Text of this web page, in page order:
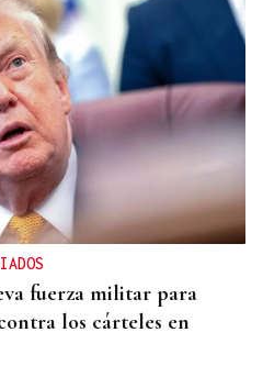
fuerza militar para
los cárteles en